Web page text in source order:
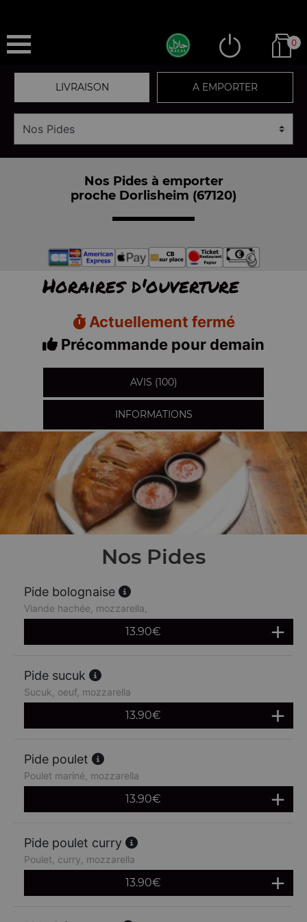
0
LIVRAISON A EMPORTER
Nos Pides à emporter
proche Dorlisheim (67120)
Horaires d'ouverture
Actuellement fermé
Précommande pour demain
AVIS (100)
INFORMATIONS
Nos Pides
Pide bolognaise
Viande hachée, mozzarella,
13.90€
Pide sucuk
Sucuk, oeuf, mozzarella
13.90€
Pide poulet
Poulet mariné, mozzarella
13.90€
Pide poulet curry
Poulet, curry, mozzarella
13.90€